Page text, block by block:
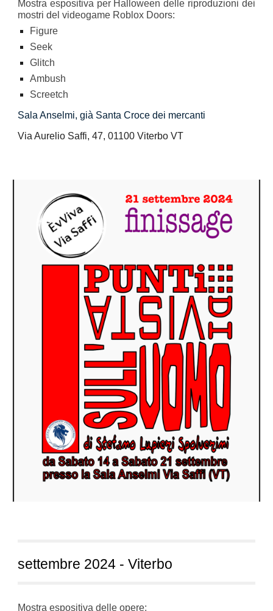
Mostra espositiva per Halloween delle riproduzioni dei
mostri del videogame Roblox Doors:
Figure
Seek
Glitch
Ambush
Screetch
Sala Anselmi, già Santa Croce dei mercanti
Via Aurelio Saffi, 47, 01100 Viterbo VT
settembre 2024 - Viterbo
Mostra espositiva delle opere: